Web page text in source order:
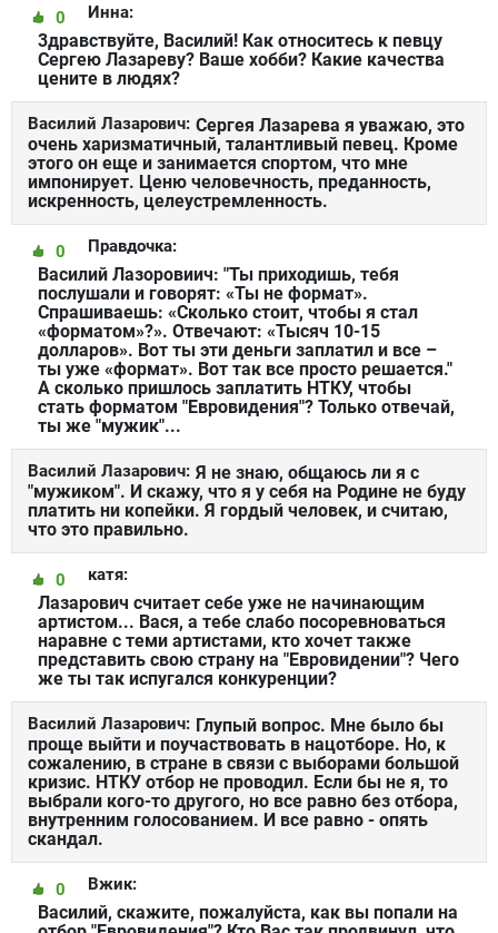
Инна:
0
3дравствуйте, Василий! Как относитесь к певцу
Сергею Лазареву? Ваше хобби? Какие качества
цените в людях?
Василий Лазарович: Сергея Лазарева я уважаю, это
очень харизматичный, талантливый певец. Кроме
этого он еще и занимается спортом, что мне
импонирует. Ценю человечность, преданность,
искренность, целеустремленность.
Правдочка:
0
Василий Лазоровиич: "Ты приходишь, тебя
послушали и говорят: «Ты не формат».
Спрашиваешь: «Сколько стоит, чтобы я стал
«форматом»?». Отвечают: «Тысяч 10-15
долларов». Вот ты эти деньги заплатил и все –
ты уже «формат». Вот так все просто решается."
А сколько пришлось заплатить НТКУ, чтобы
стать форматом "Евровидения"? Только отвечай,
ты же "мужик"...
Василий Лазарович: Я не знаю, общаюсь ли я с
"мужиком". И скажу, что я у себя на Родине не буду
платить ни копейки. Я гордый человек, и считаю,
что это правильно.
катя:
0
Лазарович считает себе уже не начинающим
артистом... Вася, а тебе слабо посоревноваться
наравне с теми артистами, кто хочет также
представить свою страну на "Евровидении"? Чего
же ты так испугался конкуренции?
Василий Лазарович: Глупый вопрос. Мне было бы
проще выйти и поучаствовать в нацотборе. Но, к
сожалению, в стране в связи с выборами большой
кризис. НТКУ отбор не проводил. Если бы не я, то
выбрали кого-то другого, но все равно без отбора,
внутренним голосованием. И все равно - опять
скандал.
Вжик:
0
Василий, скажите, пожалуйста, как вы попали на